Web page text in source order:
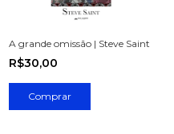
A grande omissão | Steve Saint
R$30,00